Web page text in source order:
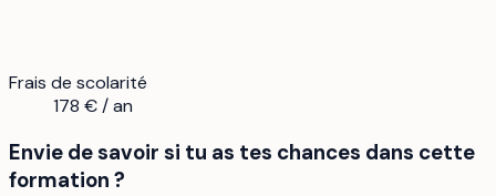
Frais de scolarité
178 € / an
Envie de savoir si tu as tes chances dans cette
formation ?